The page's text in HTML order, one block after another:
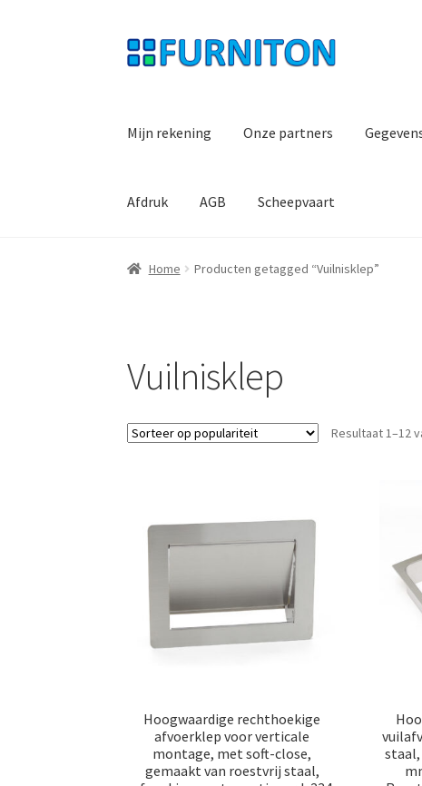
Ga
door
Ga
naar
Mijn rekening Onze partners
Afdruk AGB Scheepvaart
Home Producten getagged “Vuilnisklep”
Vuilnisklep
Resultaat 1–12
Hoogwaardige rechthoekige
afvoerklep voor verticale
montage, met soft-close,
gemaakt van roestvrij staal,